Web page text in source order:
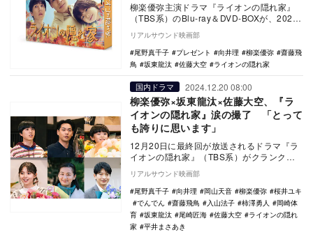
柳楽優弥主演ドラマ『ライオンの隠れ家』
（TBS系）のBlu-ray＆DVD-BOXが、2025
年4月11日に発売されることが決定…
リアルサウンド映画部
尾野真千子
プレゼント 向井理 柳楽優弥
齋藤飛
鳥
坂東龍汰 佐藤大空 ライオンの隠れ家
国内ドラマ 2024.12.20 08:00
柳楽優弥×坂東龍汰×佐藤大空、『ラ
イオンの隠れ家』涙の撮了 「とって
も誇りに思います」
12月20日に最終回が放送されるドラマ『ラ
イオンの隠れ家』（TBS系）がクランクア
ップを迎え、主演の柳楽優弥らメインキャ
スト陣が…
リアルサウンド映画部
尾野真千子
向井理 岡山天音 柳楽優弥
桜井ユキ
でんでん
齋藤飛鳥 入山法子 柿澤勇人
岡崎体
育
坂東龍汰 尾崎匠海 佐藤大空
ライオンの隠れ
家
平井まさあき